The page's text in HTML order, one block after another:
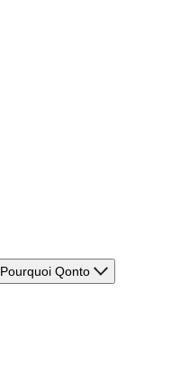
Pourquoi Qonto